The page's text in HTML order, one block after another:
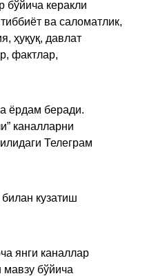
бўйича керакли
ва саломатлик,
ҳуқуқ, давлат
фактлар,
ёрдам беради.
каналларни
Телеграм
кузатиш
янги каналлар
бўйича